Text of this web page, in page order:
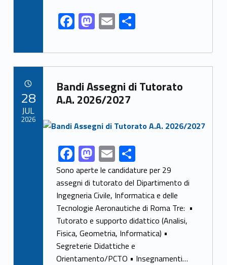
F
ac
e
b
o
o
k
M
as
to
d
o
n
E
m
ai
l
S
ar
e
Link identifier archive #link-archive-3222
Bandi Assegni di Tutorato
A.A. 2026/2027
Link identifier archive #link-archive-thumb-soap-59843
Link identifier share facebook archive #share-link-archive-37577F
ac
e
b
o
o
k
M
as
to
d
o
n
E
m
ai
l
S
h
ar
e
Sono aperte le candidature per 29
assegni di tutorato del Dipartimento di
Ingegneria Civile, Informatica e delle
Tecnologie Aeronautiche di Roma Tre: •
Tutorato e supporto didattico (Analisi,
Fisica, Geometria, Informatica) •
Segreterie Didattiche e
Orientamento/PCTO • Insegnamenti…
28
JUL
2026